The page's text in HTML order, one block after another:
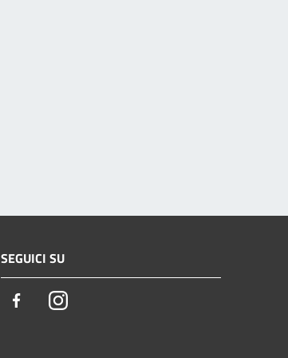
SEGUICI SU
FacebookInstagram